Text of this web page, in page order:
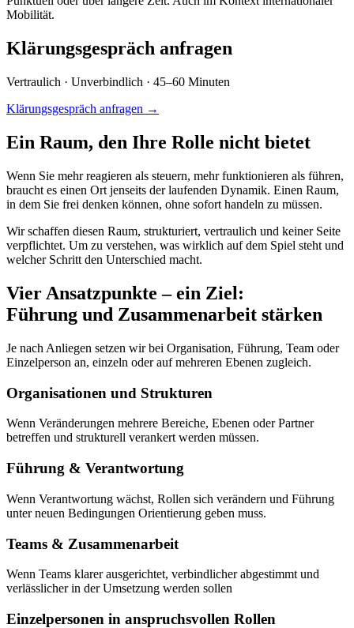
Mobilität.
Klärungsgespräch anfragen
Vertraulich · Unverbindlich · 45–60 Minuten
Klärungsgespräch anfragen →
Ein Raum, den Ihre Rolle nicht bietet
Wenn Sie mehr reagieren als steuern, mehr funktionieren als führen,
braucht es einen Ort jenseits der laufenden Dynamik. Einen Raum,
in dem Sie frei denken können, ohne sofort handeln zu müssen.
Wir schaffen diesen Raum, strukturiert, vertraulich und keiner Seite
verpflichtet. Um zu verstehen, was wirklich auf dem Spiel steht und
welcher Schritt den Unterschied macht.
Vier Ansatzpunkte – ein Ziel:
Führung und Zusammenarbeit stärken
Je nach Anliegen setzen wir bei Organisation, Führung, Team oder
Einzelperson an, einzeln oder auf mehreren Ebenen zugleich.
Organisationen und Strukturen
Wenn Veränderungen mehrere Bereiche, Ebenen oder Partner
betreffen und strukturell verankert werden müssen.
Führung & Verantwortung
Wenn Verantwortung wächst, Rollen sich verändern und Führung
unter neuen Bedingungen Orientierung geben muss.
Teams & Zusammenarbeit
Wenn Teams klarer ausgerichtet, verbindlicher abgestimmt und
verlässlicher in der Umsetzung werden sollen
Einzelpersonen in anspruchsvollen Rollen